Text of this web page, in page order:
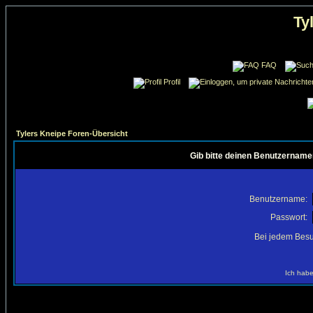
FAQ
Profil
Tylers Kneipe Foren-Übersicht
Gib bitte deinen
Benutzername:
Passwort:
Bei jedem
Ich